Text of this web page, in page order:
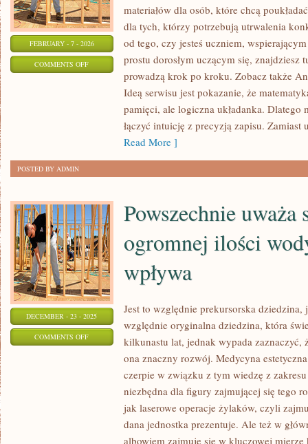
FEBRUARY - 7 - 2026
COMMENTS OFFON
STATYSTYKA
materiałów dla osób, które chcą
dla tych, którzy potrzebują utrwalenia
od tego, czy jesteś uczniem,
prostu dorosłym uczącym się, znajdziesz
prowadzą krok po kroku. Zobacz także
Ideą serwisu jest pokazanie, że
pamięci, ale logiczna układanka. Dlatego
łączyć intuicję z precyzją zapisu. Zamiast
Read More ]
POSTED BY ADMIN
DECEMBER - 23 - 2025
COMMENTS OFFON
OGROMNEJ
Powszechnie uważa
ogromnej ilości
wpływa
Jest to względnie prekursorska
względnie oryginalna dziedzina, która
kilkunastu lat, jednak wypada zaznaczyć,
ona znaczny rozwój. Medycyna
czerpie w związku z tym wiedzę z
niezbędna dla figury zajmującej się tego
jak laserowe operacje żylaków, czyli
dana jednostka prezentuje. Ale też w
albowiem zajmuje się w kluczowej